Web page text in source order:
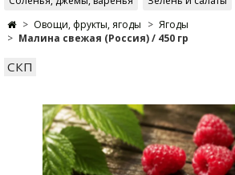
Овощи, фрукты, ягоды
Ягоды
Малина свежая (Россия) / 450 гр
СКП